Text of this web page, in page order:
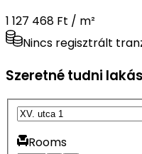
1 127 468 Ft / m²
Nincs regisztrált
Szeretné tudni
Rooms